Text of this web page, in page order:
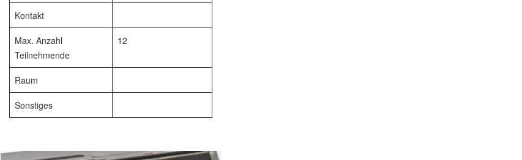
Kontakt
Max. Anzahl
Teilnehmende
12
Raum
Sonstiges